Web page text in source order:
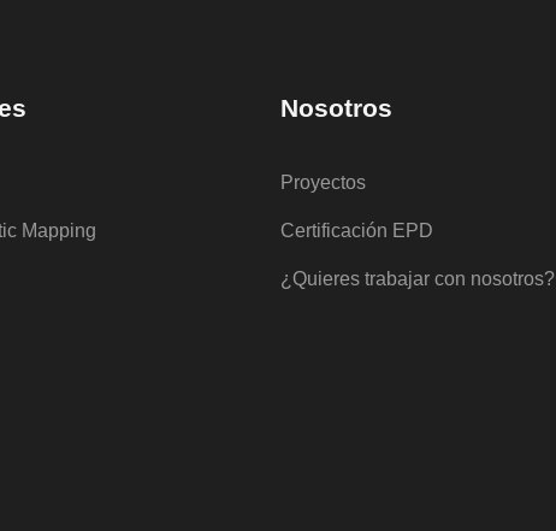
Mapping
Nosotros
Proyectos
Certificación EPD
¿Quieres trabajar con nosotros?